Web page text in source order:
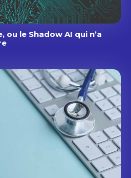
ou le Shadow AI qui n’a